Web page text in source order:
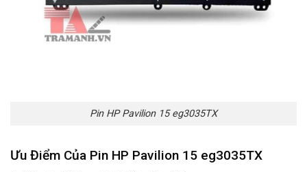
Pin HP Pavilion 15 eg3035TX
Ưu Điểm Của Pin HP Pavilion 15 eg3035TX